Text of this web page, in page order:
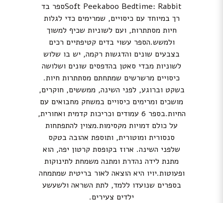
Soft Peekaboo Bedtime: Rabbitספר בד
רך במיוחד עם כיסויים, שמרימים כדי לגלות
חיות מסתתרות, ועם לשוניות שכיף למשוך
ולמשש.הספר עשוי בדים קטיפתיים רכים
בצבעים שונים והדגשות רקמה, יש בו שלוש
לשוניות מבדי סאטן בהדפסים שונים ושלושה
כיסויים מרשרשים שמתחתם מסתתרות חיות.
בשקט וברוגע, לפני השינה, ממששים, חוקרים,
מושכים ומרימים כיסויים במשחק מחבואים עם
החיות.בספר 6 עמודים וכריכות קדמית ואחורית,
על כולם דמויות מקסימות.מצוין להתפתחות
סנסורית ומוטורית, ותוספת אהובה בטקס
שלפני השינה. ארוז בקופסת קרטון יפה, הוא
מתנת לידה נהדרת ומתנה משמחת לתינוקות
ופעוטות.יויו היא הוצאה לאור בריטית שמתמחה
בספרים שנועדו ללמד, לתת השראה ולשעשע
ילדים צעירים.